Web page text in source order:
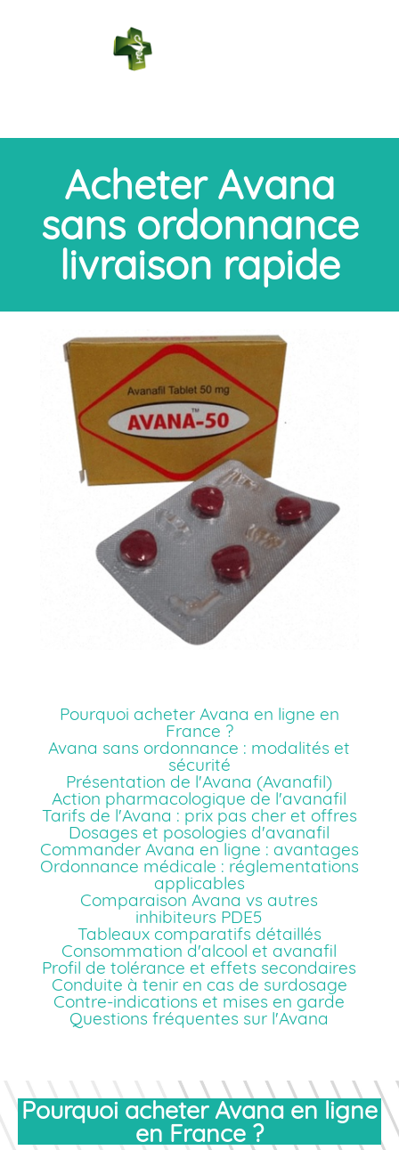
Acheter Avana
sans ordonnance
livraison rapide
Pourquoi acheter Avana en ligne en
France ?
Avana sans ordonnance : modalités et
sécurité
Présentation de l'Avana (Avanafil)
Action pharmacologique de l'avanafil
Tarifs de l'Avana : prix pas cher et offres
Dosages et posologies d'avanafil
Commander Avana en ligne : avantages
Ordonnance médicale : réglementations
applicables
Comparaison Avana vs autres
inhibiteurs PDE5
Tableaux comparatifs détaillés
Consommation d'alcool et avanafil
Profil de tolérance et effets secondaires
Conduite à tenir en cas de surdosage
Contre-indications et mises en garde
Questions fréquentes sur l'Avana
Pourquoi acheter Avana en ligne
en France ?